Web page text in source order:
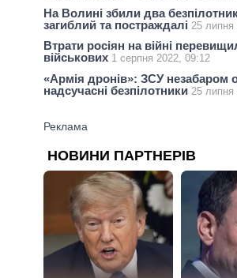
На Волині збили два
загиблий та постраждалі 25 липня
Втрати росіян на війні
військових 1 серпня 2022, 09:12
«Армія дронів»: ЗСУ незабаром
надсучасні безпілотники 25 липня